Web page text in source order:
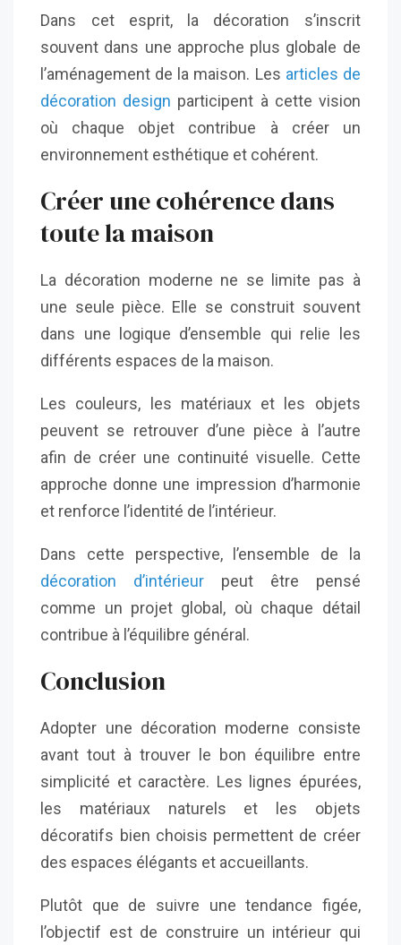
Dans cet esprit, la décoration s’inscrit
souvent dans une approche plus globale de
l’aménagement de la maison. Les articles de
décoration design participent à cette vision
où chaque objet contribue à créer un
environnement esthétique et cohérent.
Créer une cohérence dans
toute la maison
La décoration moderne ne se limite pas à
une seule pièce. Elle se construit souvent
dans une logique d’ensemble qui relie les
différents espaces de la maison.
Les couleurs, les matériaux et les objets
peuvent se retrouver d’une pièce à l’autre
afin de créer une continuité visuelle. Cette
approche donne une impression d’harmonie
et renforce l’identité de l’intérieur.
Dans cette perspective, l’ensemble de la
décoration d’intérieur peut être pensé
comme un projet global, où chaque détail
contribue à l’équilibre général.
Conclusion
Adopter une décoration moderne consiste
avant tout à trouver le bon équilibre entre
simplicité et caractère. Les lignes épurées,
les matériaux naturels et les objets
décoratifs bien choisis permettent de créer
des espaces élégants et accueillants.
Plutôt que de suivre une tendance figée,
l’objectif est de construire un intérieur qui